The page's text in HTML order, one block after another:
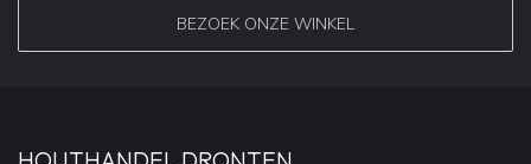
BEZOEK ONZE WINKEL